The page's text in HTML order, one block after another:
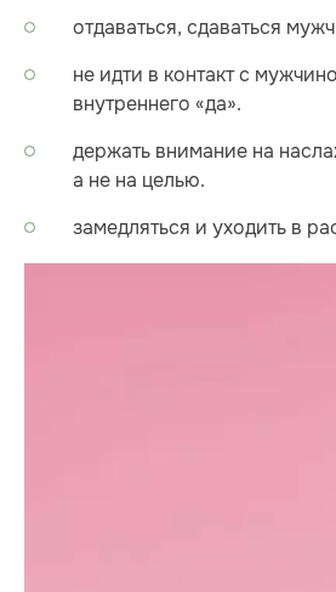
отдаваться, сдаваться
не идти в контакт с
внутреннего «да».
держать внимание на
а не на целью.
замедляться и уходить в